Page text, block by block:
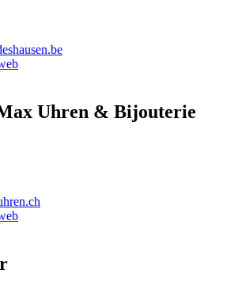
Uhren & Bijouterie